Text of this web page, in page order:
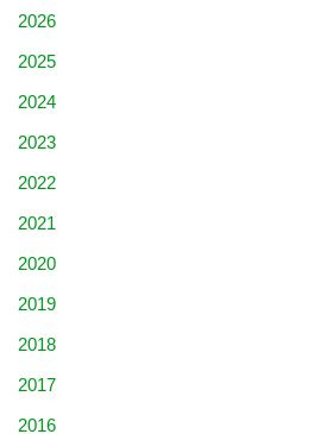
2026
2025
2024
2023
2022
2021
2020
2019
2018
2017
2016